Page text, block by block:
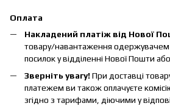
Оплата
Накладений платіж від Нової
товару/навантаження одержувачем
посилок у відділенні Нової Пошти
Зверніть увагу!При доставці
платежем ви також оплачуєте
згідно з тарифами, діючими у